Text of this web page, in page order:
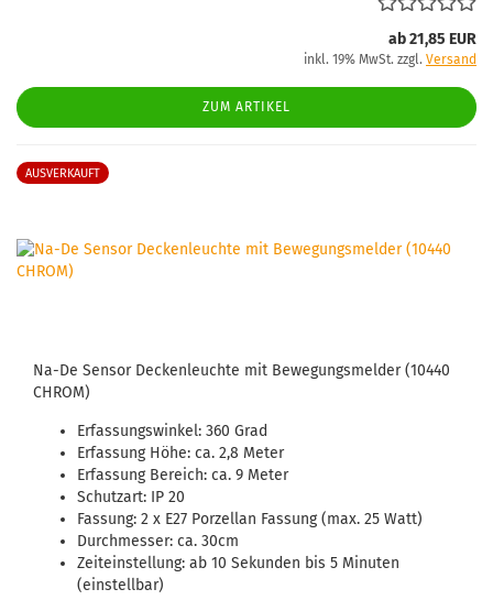
ab 21,85 EUR
inkl. 19% MwSt. zzgl. Versand
ZUM ARTIKEL
AUSVERKAUFT
Na-De Sensor Deckenleuchte mit Bewegungsmelder (10440
CHROM)
Erfassungswinkel: 360 Grad
Erfassung Höhe: ca. 2,8 Meter
Erfassung Bereich: ca. 9 Meter
Schutzart: IP 20
Fassung: 2 x E27 Porzellan Fassung (max. 25 Watt)
Durchmesser: ca. 30cm
Zeiteinstellung: ab 10 Sekunden bis 5 Minuten
(einstellbar)